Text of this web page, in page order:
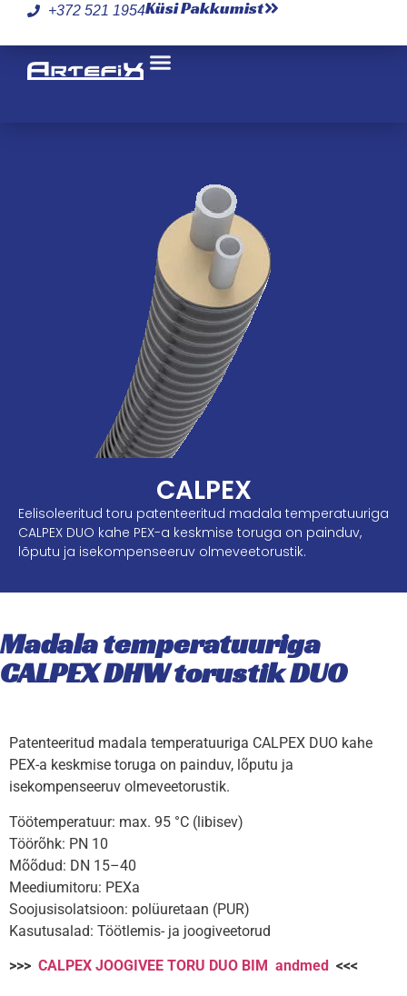
+372 521 1954Küsi Pakkumist
CALPEX
Eelisoleeritud toru patenteeritud madala temperatuuriga
CALPEX DUO kahe PEX-a keskmise toruga on painduv,
lõputu ja isekompenseeruv olmeveetorustik.
Madala temperatuuriga
CALPEX DHW torustik DUO
Patenteeritud madala temperatuuriga CALPEX DUO kahe
PEX-a keskmise toruga on painduv, lõputu ja
isekompenseeruv olmeveetorustik.
Töötemperatuur: max. 95 °C (libisev)
Töörõhk: PN 10
Mõõdud: DN 15–40
Meediumitoru: PEXa
Soojusisolatsioon: polüuretaan (PUR)
Kasutusalad: Töötlemis- ja joogiveetorud
>>> CALPEX JOOGIVEE TORU DUO BIM andmed <<<